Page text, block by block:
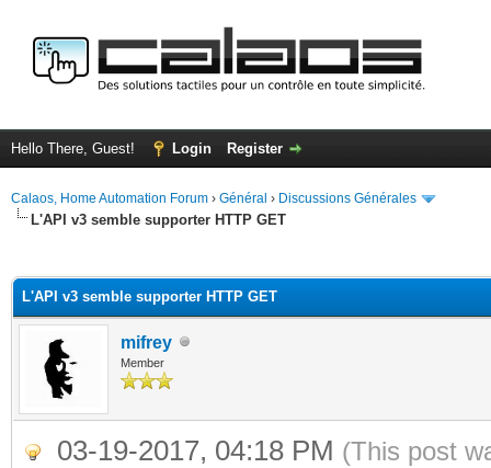
Hello There, Guest! Login Register
Calaos, Home Automation Forum › Général › Discussions Générales
L'API v3 semble supporter HTTP GET
L'API v3 semble supporter HTTP GET
mifrey
Member
03-19-2017, 04:18 PM (This post